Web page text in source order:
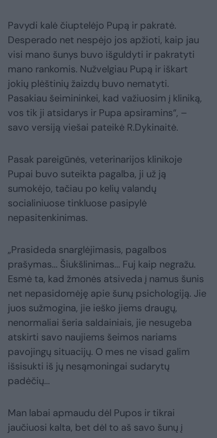
Pavydi kalė čiuptelėjo Pupą ir pakratė.
Desperado net nespėjo jos apžioti, kaip jau
visi mano šunys buvo išguldyti ir pakratyti
mano rankomis. Nužvelgiau Pupą ir iškart
jokių plėštinių žaizdų buvo nematyti.
Pasakiau šeimininkei, kad važiuosim į kliniką,
vos tik ji atsidarys ir Pupa apsiramins“, –
savo versiją viešai pateikė R.Dykinaitė.
Pasak pareigūnės, veterinarijos klinikoje
Pupai buvo suteikta pagalba, ji už ją
sumokėjo, tačiau po kelių valandų
socialiniuose tinkluose pasipylė
nepasitenkinimas.
„Prasideda snarglėjimasis, pagalbos
prašymas... Šiukšlinimas... Fuj kaip negražu.
Esmė ta, kad žmonės atsiveda į namus šunis
net nepasidomėję apie šunų psichologiją. Jie
juos sužmogina, jie ieško jiems draugų,
nenormaliai šeria saldainiais, jie nesugeba
atskirti savo naujiems šeimos nariams
pavojingų situacijų. O mes ne visad galim
išsisukti iš jų nesąmoningai sudarytų
padėčių...
Man labai apmaudu dėl Pupos ir tikrai
jaučiuosi kalta, bet dėl to aš savo šunų į